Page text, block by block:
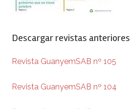
Descargar revistas anteriores
Revista GuanyemSAB nº 105
Revista GuanyemSAB nº 104